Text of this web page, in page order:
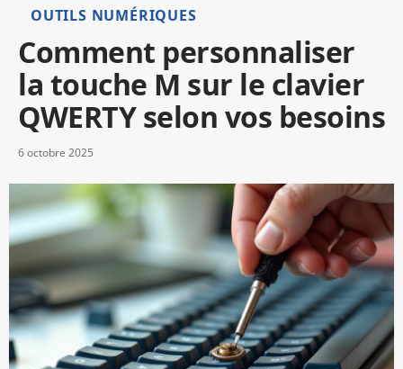
OUTILS NUMÉRIQUES
Comment personnaliser
la touche M sur le clavier
QWERTY selon vos besoins
6 octobre 2025